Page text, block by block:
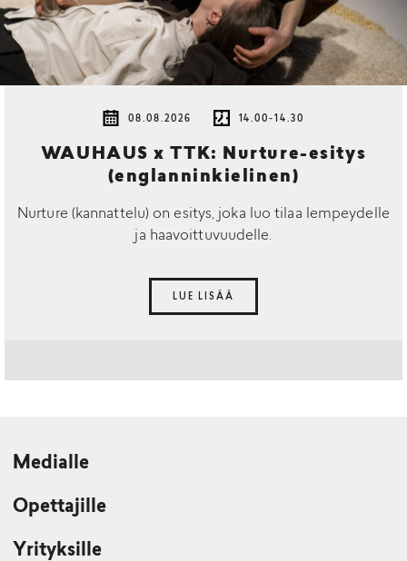
08.08.2026 14.00-14.30
WAUHAUS x TTK: Nurture-esitys
(englanninkielinen)
Nurture (kannattelu) on esitys, joka luo tilaa lempeydelle
ja haavoittuvuudelle.
LUE LISÄÄ
Medialle
Opettajille
Yrityksille